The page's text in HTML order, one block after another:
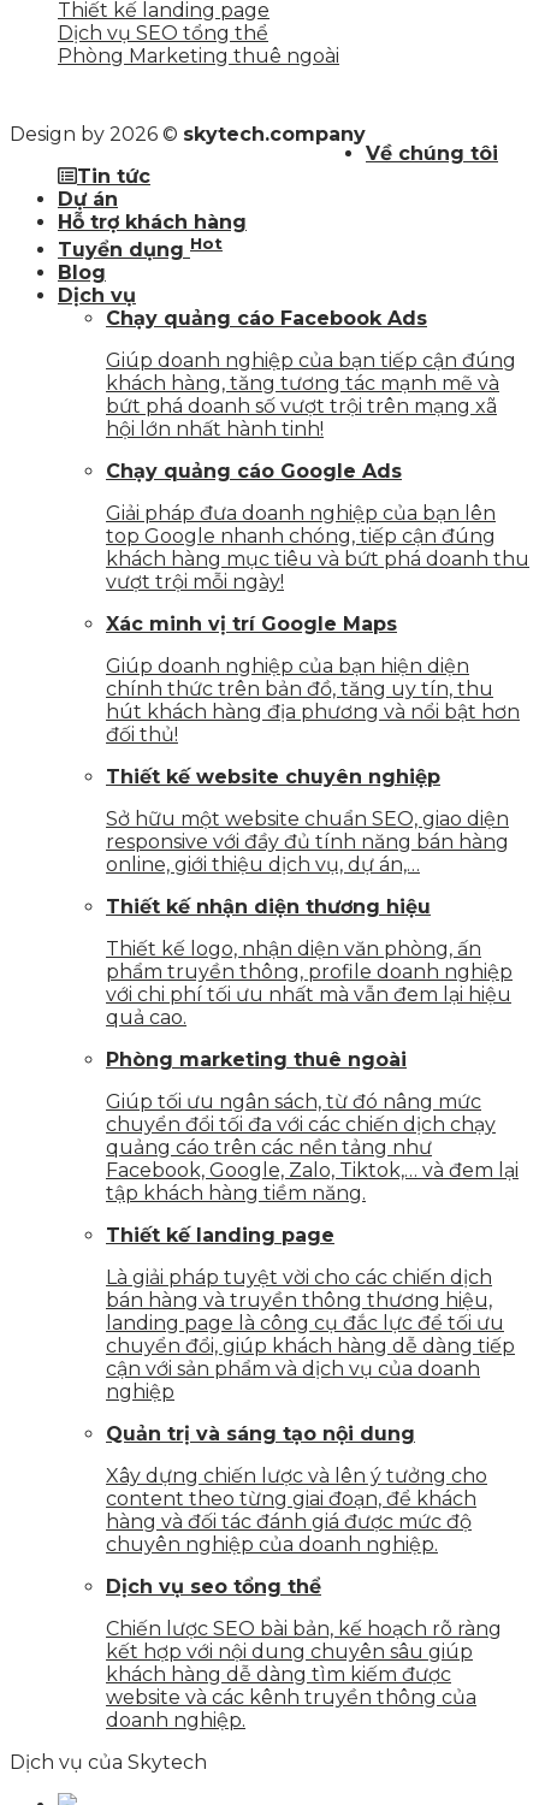
Thiết kế landing page
Dịch vụ SEO tổng thể
Phòng Marketing thuê ngoài
Design by 2026 © skytech.company
Về chúng tôi
Tin tức
Dự án
Hỗ trợ khách hàng
Tuyển dụng Hot
Blog
Dịch vụ
Chạy quảng cáo Facebook Ads
Giúp doanh nghiệp của bạn tiếp cận đúng
khách hàng, tăng tương tác mạnh mẽ và
bứt phá doanh số vượt trội trên mạng xã
hội lớn nhất hành tinh!
Chạy quảng cáo Google Ads
Giải pháp đưa doanh nghiệp của bạn lên
top Google nhanh chóng, tiếp cận đúng
khách hàng mục tiêu và bứt phá doanh thu
vượt trội mỗi ngày!
Xác minh vị trí Google Maps
Giúp doanh nghiệp của bạn hiện diện
chính thức trên bản đồ, tăng uy tín, thu
hút khách hàng địa phương và nổi bật hơn
đối thủ!
Thiết kế website chuyên nghiệp
Sở hữu một website chuẩn SEO, giao diện
responsive với đầy đủ tính năng bán hàng
online, giới thiệu dịch vụ, dự án,…
Thiết kế nhận diện thương hiệu
Thiết kế logo, nhận diện văn phòng, ấn
phẩm truyền thông, profile doanh nghiệp
với chi phí tối ưu nhất mà vẫn đem lại hiệu
quả cao.
Phòng marketing thuê ngoài
Giúp tối ưu ngân sách, từ đó nâng mức
chuyển đổi tối đa với các chiến dịch chạy
quảng cáo trên các nền tảng như
Facebook, Google, Zalo, Tiktok,… và đem lại
tập khách hàng tiềm năng.
Thiết kế landing page
Là giải pháp tuyệt vời cho các chiến dịch
bán hàng và truyền thông thương hiệu,
landing page là công cụ đắc lực để tối ưu
chuyển đổi, giúp khách hàng dễ dàng tiếp
cận với sản phẩm và dịch vụ của doanh
nghiệp
Quản trị và sáng tạo nội dung
Xây dựng chiến lược và lên ý tưởng cho
content theo từng giai đoạn, để khách
hàng và đối tác đánh giá được mức độ
chuyên nghiệp của doanh nghiệp.
Dịch vụ seo tổng thể
Chiến lược SEO bài bản, kế hoạch rõ ràng
kết hợp với nội dung chuyên sâu giúp
khách hàng dễ dàng tìm kiếm được
website và các kênh truyền thông của
doanh nghiệp.
Dịch vụ của Skytech